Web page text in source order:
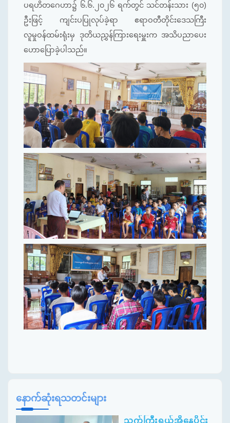
ပရဟိတဂေဟာ၌ ၆.၆.၂၀၂၆ ရက်တွင် သင်တန်းသား (၅၀)
ဦးဖြင့် ကျင်းပပြုလုပ်ခဲ့ရာ ဧရာဝတီတိုင်းဒေသကြီး
လူမှုဝန်ထမ်းရုံးမှ ဒုတိယညွှန်ကြားရေးမှူးက အသိပညာပေး
ဟောပြောခဲ့ပါသည်။
နောက်ဆုံးရသတင်းများ
သက်ကြီးရွယ်အိုနေပိုင်း